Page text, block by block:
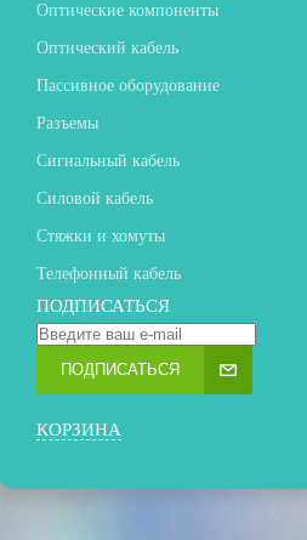
Оптические компоненты
Оптический кабель
Пассивное оборудование
Разъемы
Сигнальный кабель
Силовой кабель
Стяжки и хомуты
Телефонный кабель
ПОДПИСАТЬСЯ
ПОДПИСАТЬСЯ
КОРЗИНА